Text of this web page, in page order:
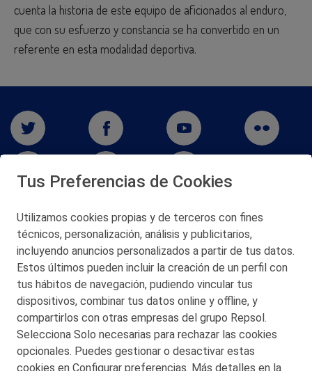
cuenta la historia de este equipo de aficionados al enduro,
que con su esfuerzo y constancia se ha convertido en un
referente en esta modalidad deportiva.
San Martín 5-Edificio Muñatones,
48550 Muskiz (Bizkaia)
Telf. 946 357 000
© 2026 Petronor S.A.
CONTACTO
Tus Preferencias de Cookies
Utilizamos cookies propias y de terceros con fines
técnicos, personalización, análisis y publicitarios,
incluyendo anuncios personalizados a partir de tus datos.
Estos últimos pueden incluir la creación de un perfil con
tus hábitos de navegación, pudiendo vincular tus
dispositivos, combinar tus datos online y offline, y
compartirlos con otras empresas del grupo Repsol.
Selecciona Solo necesarias para rechazar las cookies
opcionales. Puedes gestionar o desactivar estas
cookies en Configurar preferencias. Más detalles en la